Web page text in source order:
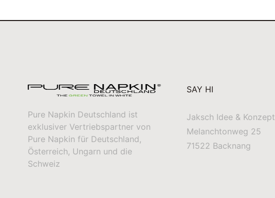
Pure Napkin Deutschland ist
exklusiver Vertriebspartner von
Pure Napkin für Deutschland,
Österreich, Ungarn und die
Schweiz
SAY HI
Jaksch Idee & Konzept
Melanchtonweg 25
71522 Backnang